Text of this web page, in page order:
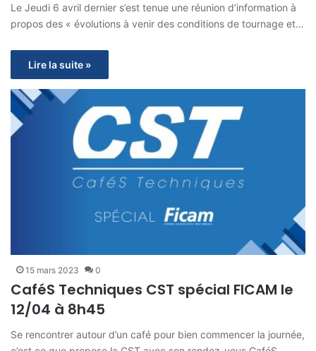
Le Jeudi 6 avril dernier s’est tenue une réunion d’information à
propos des « évolutions à venir des conditions de tournage et…
Lire la suite »
15 mars 2023 0
CaféS Techniques CST spécial FICAM le
12/04 à 8h45
Se rencontrer autour d’un café pour bien commencer la journée,